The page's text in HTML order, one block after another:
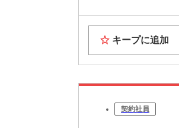
キープに追加
契約社員